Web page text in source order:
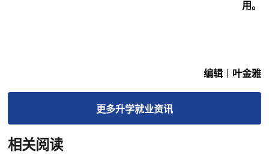
用。
编辑︱叶金雅
更多升学就业资讯
相关阅读